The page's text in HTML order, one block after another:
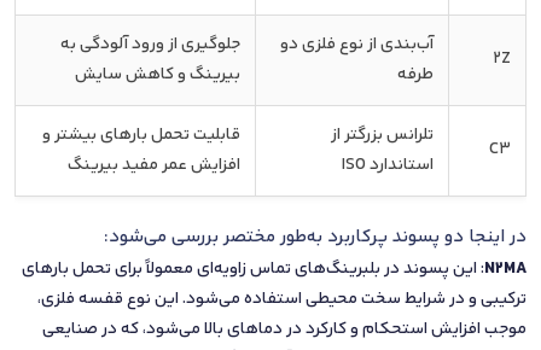
2Z
آب‌بندی از نوع فلزی دو
طرفه
جلوگیری از ورود آلودگی به
بیرینگ و کاهش سایش
C3
تلرانس بزرگتر از
استاندارد ISO
قابلیت تحمل بارهای بیشتر و
افزایش عمر مفید بیرینگ
در اینجا دو پسوند پرکاربرد به‌طور مختصر بررسی می‌شود:
N2MA: این پسوند در بلبرینگ‌های تماس زاویه‌ای معمولاً برای تحمل بارهای
ترکیبی و در شرایط سخت محیطی استفاده می‌شود. این نوع قفسه فلزی،
موجب افزایش استحکام و کارکرد در دماهای بالا می‌شود، که در صنایعی